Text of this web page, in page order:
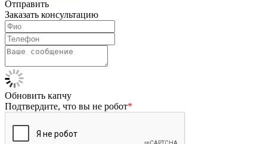
Отправить
Заказать консультацию
Обновить капчу
Подтвердите, что вы не робот*